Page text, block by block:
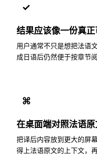
✓
结果应该像一份真
用户通常不只是想把法语
成日语后仍然便于按章节
⌘
在桌面端对照法语
把译后内容放到更大的屏
得上法语原文的上下文，